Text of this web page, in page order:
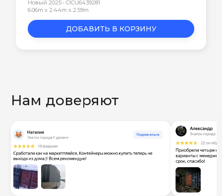
Новый 2025 • CICU6439281
6.06m x 2.44m x 2.59m
ДОБАВИТЬ В КОРЗИНУ
Нам доверяют